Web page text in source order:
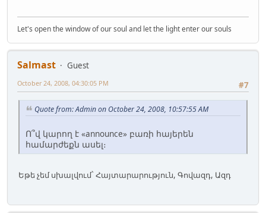
Let's open the window of our soul and let the light enter our souls
Salmast
Guest
#7
October 24, 2008, 04:30:05 PM
Quote from: Admin on October 24, 2008, 10:57:55 AM
Ո՞վ կարող է «announce» բառի հայերեն
համարժեքն ասել։
Եթե չեմ սխալվում` Հայտարարություն, Գովազդ, Ազդ